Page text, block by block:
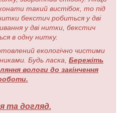
такий вистібок, то під
бекстич робиться у дві
у дві нитки, бекстич
в одну нитку.
екологічно чистими
Будь ласка, Бережіть
вологи до закінчення
та догляд.